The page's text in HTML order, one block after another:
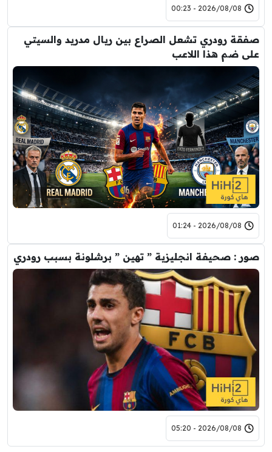
2026/08/08 - 00:23
صفقة رودري تشعل الصراع بين ريال مدريد والسيتي
على ضم هذا اللاعب
2026/08/08 - 01:24
صور : صحيفة انجليزية ” تهين ” برشلونة بسبب رودري
2026/08/08 - 05:20